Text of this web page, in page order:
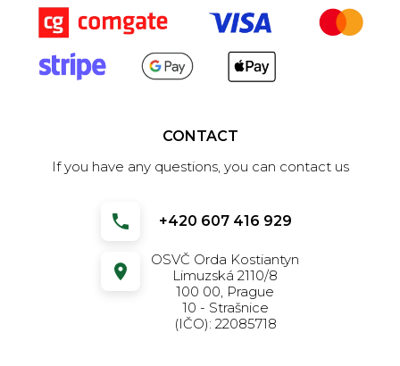
CONTACT
If you have any questions, you can contact us
+420 607 416 929
OSVČ Orda Kostiantyn
Limuzská 2110/8
100 00, Prague
10 - Strašnice
(IČO): 22085718